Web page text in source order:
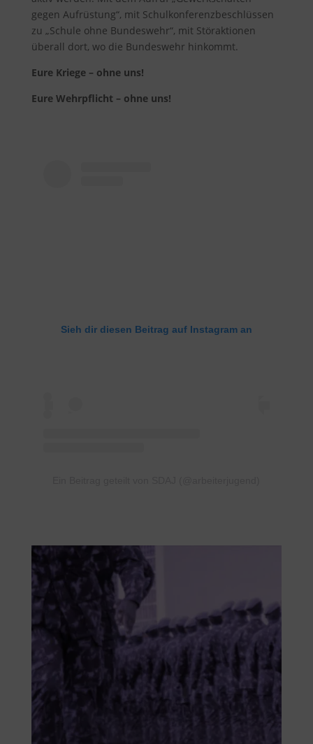
gegen Aufrüstung“, mit Schulkonferenzbeschlüssen
zu „Schule ohne Bundeswehr“, mit Störaktionen
überall dort, wo die Bundeswehr hinkommt.
Eure Kriege – ohne uns!
Eure Wehrpflicht – ohne uns!
Sieh dir diesen Beitrag auf Instagram an